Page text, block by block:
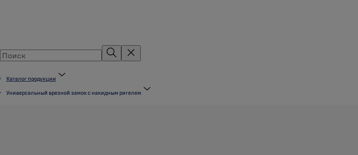
Каталог продукции
Универсальный врезной замок с накидным ригелем